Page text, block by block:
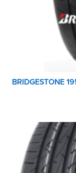
BRIDGESTONE